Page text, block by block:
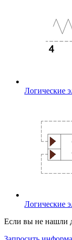
Логические
Логические
Если вы не нашли